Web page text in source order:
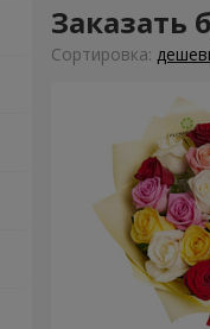
Заказать
Cортировка: